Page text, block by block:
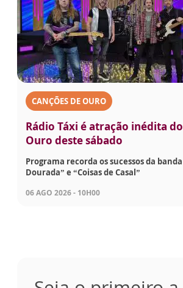
CANÇÕES DE OURO
Rádio Táxi é atração inédita
Ouro deste sábado
Programa recorda os sucessos da
Dourada” e “Coisas de Casal”
06 AGO 2026 - 10H00